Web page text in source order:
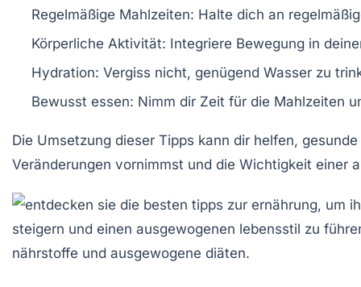
Regelmäßige Mahlzeiten: Halte dich an
Körperliche Aktivität: Integriere Bewegung in
Hydration: Vergiss nicht, genügend Wasser zu
Bewusst essen: Nimm dir Zeit für die Mahlzeiten
Die Umsetzung dieser Tipps kann dir helfen,
Veränderungen vornimmst und die Wichtigkeit einer